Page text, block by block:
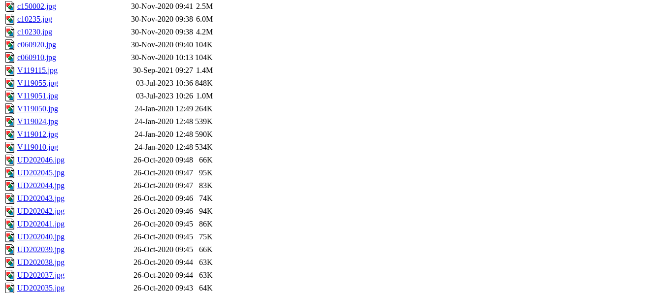
c150002.jpg
30-Nov-2020 09:41 2.5M
c10235.jpg
30-Nov-2020 09:38 6.0M
c10230.jpg
30-Nov-2020 09:38 4.2M
c060920.jpg
30-Nov-2020 09:40 104K
c060910.jpg
30-Nov-2020 10:13 104K
V119115.jpg
30-Sep-2021 09:27 1.4M
V119055.jpg
03-Jul-2023 10:36 848K
V119051.jpg
03-Jul-2023 10:26 1.0M
V119050.jpg
24-Jan-2020 12:49 264K
V119024.jpg
24-Jan-2020 12:48 539K
V119012.jpg
24-Jan-2020 12:48 590K
V119010.jpg
24-Jan-2020 12:48 534K
UD202046.jpg
26-Oct-2020 09:48
66K
UD202045.jpg
26-Oct-2020 09:47
95K
UD202044.jpg
26-Oct-2020 09:47
83K
UD202043.jpg
26-Oct-2020 09:46
74K
UD202042.jpg
26-Oct-2020 09:46
94K
UD202041.jpg
26-Oct-2020 09:45
86K
UD202040.jpg
26-Oct-2020 09:45
75K
UD202039.jpg
26-Oct-2020 09:45
66K
UD202038.jpg
26-Oct-2020 09:44
63K
UD202037.jpg
26-Oct-2020 09:44
63K
UD202035.jpg
26-Oct-2020 09:43
64K